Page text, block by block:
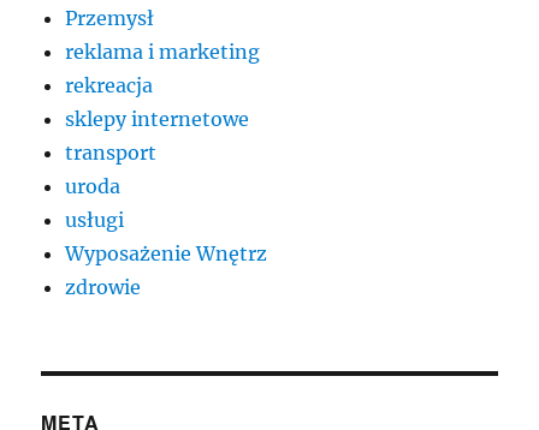
Przemysł
reklama i marketing
rekreacja
sklepy internetowe
transport
uroda
usługi
Wyposażenie Wnętrz
zdrowie
META